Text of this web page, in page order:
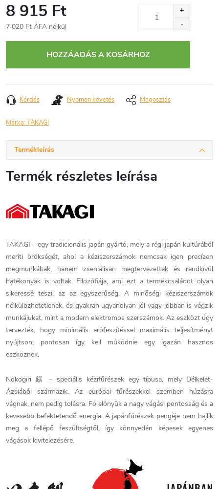
8 915 Ft
7 020 Ft ÁFA nélkül
HOZZÁADÁS A KOSÁRHOZ
Kérdés Nyomon követés Megosztás
Márka:TAKAGI
Termékleírás
Termék részletes leírása
TAKAGI – egy tradicionális japán gyártó, mely a régi japán kultúrából
meríti örökségét, ahol a kéziszerszámok nemcsak igen precízen
megmunkáltak, hanem zseniálisan megtervezettek és rendkívül
hatékonyak is voltak. Filozófiája, ami ezt a termékcsaládot olyan
sikeressé teszi, az az egyszerűség. A minőségi kéziszerszámok
nélkülözhetetlenek, és gyakran ugyanolyan jól vagy jobban is végzik
munkájukat, mint a modern elektromos szerszámok. Az eszközt úgy
tervezték, hogy minimális erőfeszítéssel maximális teljesítményt
nyújtson; pontosan így kell működnie egy igazán hasznos
eszköznek.
Nokogiri 鋸 – speciális kézifűrészek egy típusa, mely Délkelet-
Ázsiából származik. Az európai fűrészekkel szemben húzásra
vágnak, nem pedig tolásra. Fő előnyük a nagy vágási pontosság és a
kevesebb befektetendő energia. A japánfűrészek pengéje nem hajlik
meg a fellépő feszültségtől, így könnyedén képesek egyenes
vágások kivitelezésére.